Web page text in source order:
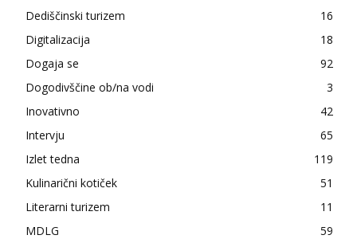
Dediščinski turizem
16
Digitalizacija
18
Dogaja se
92
Dogodivščine ob/na vodi
3
Inovativno
42
Intervju
65
Izlet tedna
119
Kulinarični kotiček
51
Literarni turizem
11
MDLG
59